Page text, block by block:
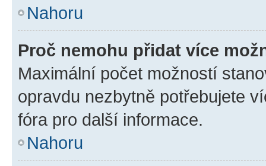
Nahoru
Proč nemohu přidat více
Maximální počet možností
opravdu nezbytně potřebujete
fóra pro další informace.
Nahoru